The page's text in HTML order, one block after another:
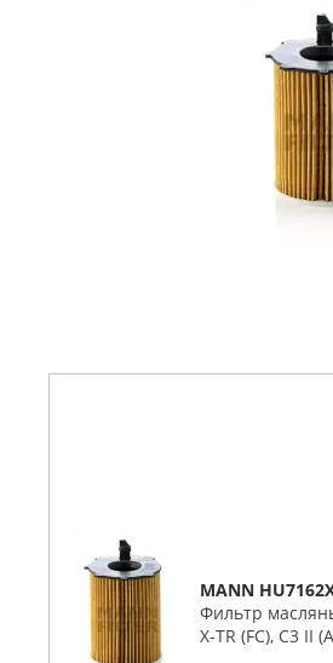
MANN
Фильтр
X-TR (FC), C3 II